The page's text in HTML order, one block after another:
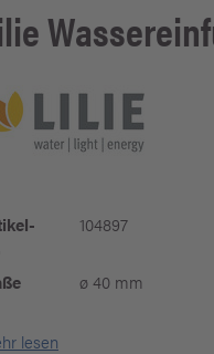
104897
ø 40 mm
lesen